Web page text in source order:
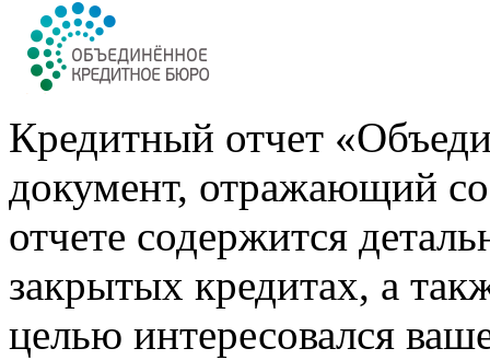
Кредитный отчет
документ, отражающий
отчете содержится
закрытых кредитах, а
целью интересовался